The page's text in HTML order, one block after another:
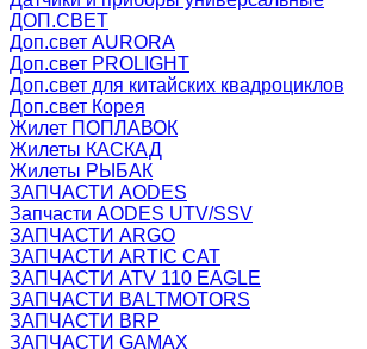
ДОП.СВЕТ
Доп.свет AURORA
Доп.свет PROLIGHT
Доп.свет для китайских квадроциклов
Доп.свет Корея
Жилет ПОПЛАВОК
Жилеты КАСКАД
Жилеты РЫБАК
ЗАПЧАСТИ AODES
Запчасти AODES UTV/SSV
ЗАПЧАСТИ ARGO
ЗАПЧАСТИ ARTIC CAT
ЗАПЧАСТИ ATV 110 EAGLE
ЗАПЧАСТИ BALTMOTORS
ЗАПЧАСТИ BRP
ЗАПЧАСТИ GAMAX